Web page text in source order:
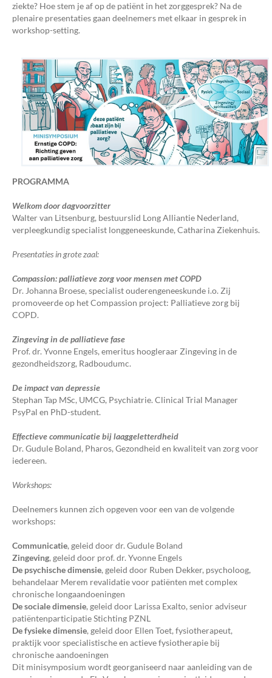
ziekte? Hoe stem je af op de patiënt in het zorggesprek? Na de
plenaire presentaties gaan deelnemers met elkaar in gesprek in
workshop-setting.
PROGRAMMA
Welkom door dagvoorzitter
Walter van Litsenburg, bestuurslid Long Alliantie Nederland,
verpleegkundig specialist longgeneeskunde, Catharina Ziekenhuis.
Presentaties in grote zaal:
Compassion: palliatieve zorg voor mensen met COPD
Dr. Johanna Broese, specialist ouderengeneeskunde i.o. Zij
promoveerde op het Compassion project: Palliatieve zorg bij
COPD.
Zingeving in de palliatieve fase
Prof. dr. Yvonne Engels, emeritus hoogleraar Zingeving in de
gezondheidszorg, Radboudumc.
De impact van depressie
Stephan Tap MSc, UMCG, Psychiatrie. Clinical Trial Manager
PsyPal en PhD-student.
Effectieve communicatie bij laaggeletterdheid
Dr. Gudule Boland, Pharos, Gezondheid en kwaliteit van zorg voor
iedereen.
Workshops:
Deelnemers kunnen zich opgeven voor een van de volgende
workshops:
Communicatie, geleid door dr. Gudule Boland
Zingeving, geleid door prof. dr. Yvonne Engels
De psychische dimensie, geleid door Ruben Dekker, psycholoog,
behandelaar Merem revalidatie voor patiënten met complex
chronische longaandoeningen
De sociale dimensie, geleid door Larissa Exalto, senior adviseur
patiëntenparticipatie Stichting PZNL
De fysieke dimensie, geleid door Ellen Toet, fysiotherapeut,
praktijk voor specialistische en actieve fysiotherapie bij
chronische aandoeningen
Dit minisymposium wordt georganiseerd naar aanleiding van de